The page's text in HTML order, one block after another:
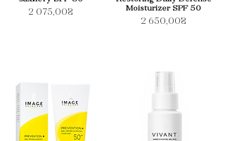
2 075,00₴
Moisturizer SPF 50
2 650,00₴